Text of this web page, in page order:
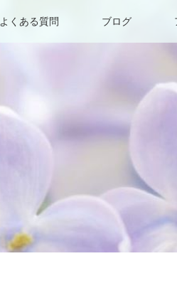
よくある質問 ブログ